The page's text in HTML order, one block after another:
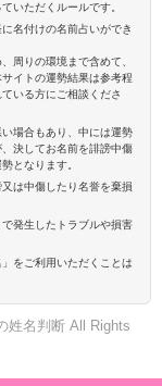
いただくルールです。
名付けの名前占いができ
周りの環境まで含めて、
イトの運勢結果は参考程
いる方にご相談くださ
場合もあり、中には運勢
決してお名前を誹謗中傷
となります。
は中傷したり名誉を棄損
発生したトラブルや損害
をご利用いただくことは
姓名判断 All Rights